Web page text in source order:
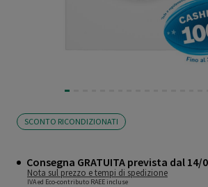
SCONTO RICONDIZIONATI
Consegna GRATUITA prevista dal 14/
Nota sul prezzo e tempi di spedizione
IVA ed Eco-contributo RAEE incluse